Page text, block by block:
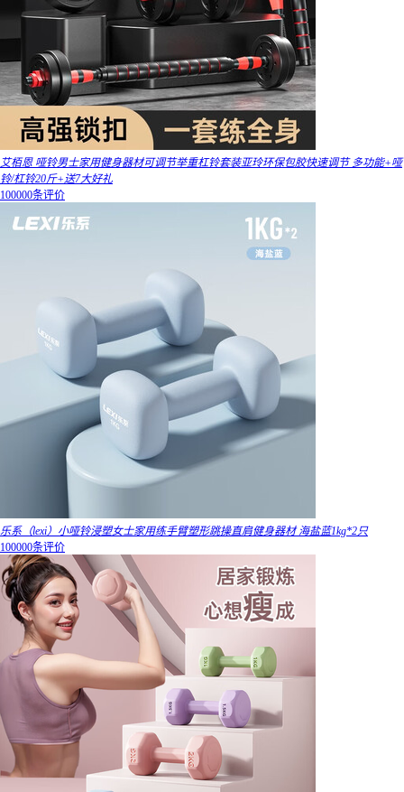
艾栢恩 哑铃男士家用健身器材可调节举重杠铃套装亚玲环保包胶快速调节 多功能+哑
铃/杠铃20斤+送7大好礼
100000条评价
乐系（lexi）小哑铃浸塑女士家用练手臂塑形跳操直肩健身器材 海盐蓝1kg*2只
100000条评价